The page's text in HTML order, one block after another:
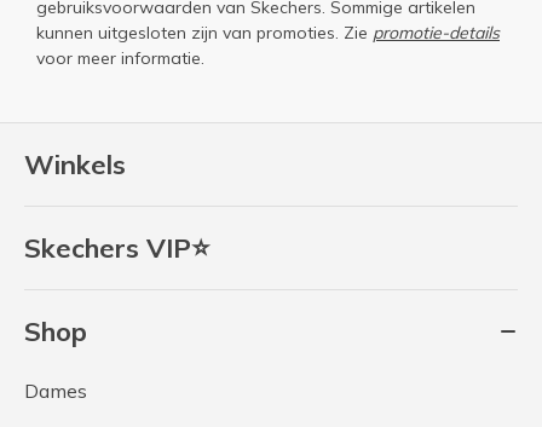
Winkels
Skechers VIP⭐
Shop
Dames
gebruiksvoorwaarden van Skechers. Sommige artikelen
kunnen uitgesloten zijn van promoties. Zie promotie-details
voor meer informatie.